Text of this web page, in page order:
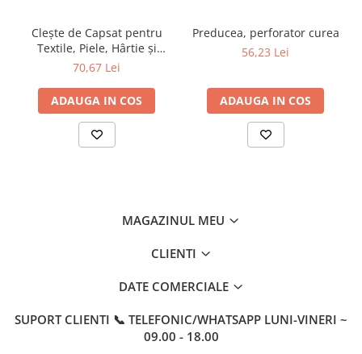
Cleşte de Capsat pentru
Textile, Piele, Hârtie și
Plastic – 100 Capse 0.5mm,
70,67 Lei
ADAUGA IN COS
Preducea, perforator curea
56,23 Lei
ADAUGA IN COS
MAGAZINUL MEU
CLIENTI
DATE COMERCIALE
SUPORT CLIENTI 📞 TELEFONIC/WHATSAPP LUNI-VINERI ~
09.00 - 18.00